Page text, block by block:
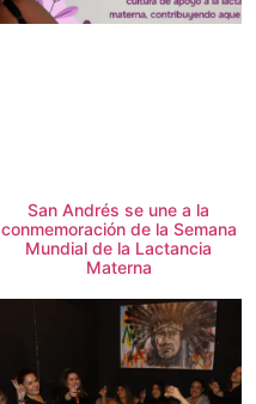
San Andrés se une a la
conmemoración de la Semana
Mundial de la Lactancia
Materna